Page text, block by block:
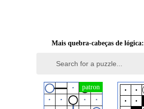
Mais quebra-cabeças de lógica: